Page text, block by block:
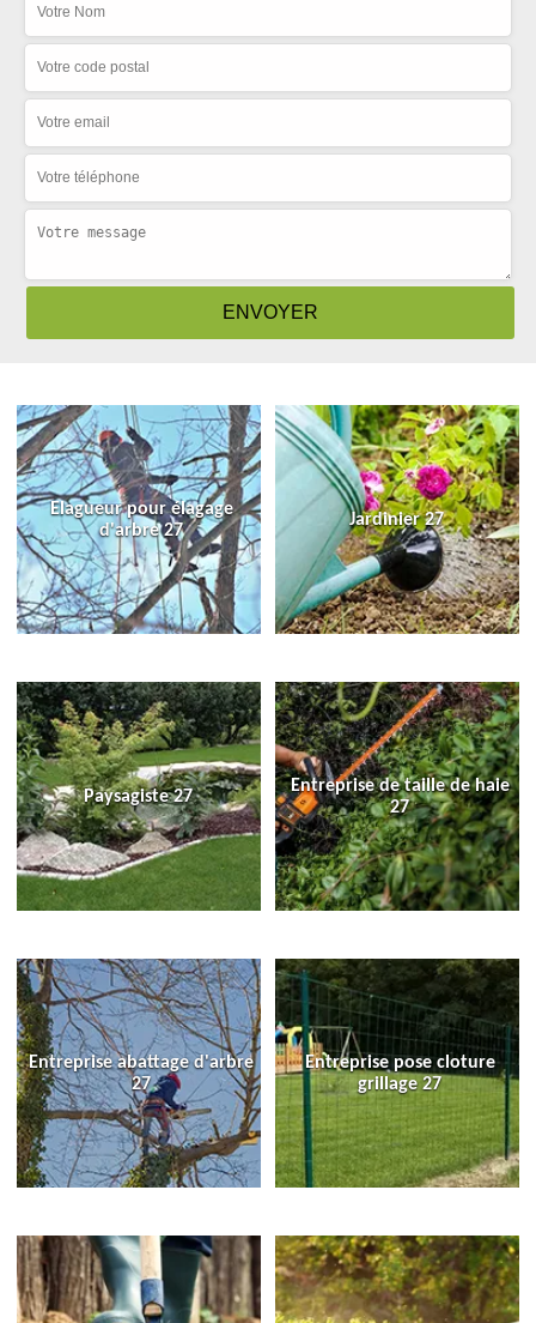
Elagueur pour élagage
d'arbre 27
Jardinier 27
Paysagiste 27
Entreprise de taille de haie
27
Entreprise abattage d'arbre
27
Entreprise pose cloture
grillage 27